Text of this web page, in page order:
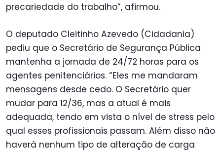
precariedade do trabalho”, afirmou.
O deputado Cleitinho Azevedo (Cidadania)
pediu que o Secretário de Segurança Pública
mantenha a jornada de 24/72 horas para os
agentes penitenciários. “Eles me mandaram
mensagens desde cedo. O Secretário quer
mudar para 12/36, mas a atual é mais
adequada, tendo em vista o nível de stress pelo
qual esses profissionais passam. Além disso não
haverá nenhum tipo de alteração de carga